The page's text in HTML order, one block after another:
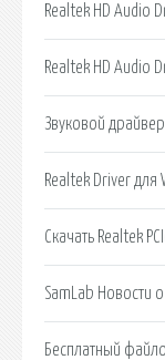
Realtek HD Audio
Realtek HD Audio
Звуковой драйвер
Realtek Driver для
Скачать Realtek
SamLab Новости
Бесплатный